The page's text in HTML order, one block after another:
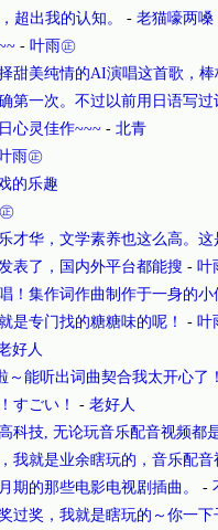
超出我的认知。
- 老猫嚎两嗓
- 叶雨㊣
甜美纯情的AI演唱这首歌，棒
第一次。不过以前用日语写
心灵佳作~~~ - 北青
雨㊣
的乐趣
才华，文学素养也这么高。这
表了，国内外平台都能搜 - 叶
！集作词作曲制作于一身的小
是专门找的糖糖味的呢！
- 叶
好人
～能听出词曲契合我太开心了
すごい！
- 老好人
科技, 无论玩音乐配音视频都
我就是业余瞎玩的，音乐配
期的那些电影电视剧插曲。
-
过奖，我就是瞎玩的～你一